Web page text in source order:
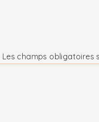
Les champs obligatoires